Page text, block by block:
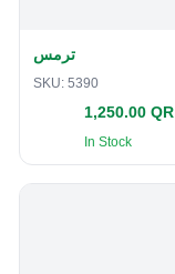
ترمس
SKU: 5390
1,250.00 QR
In Stock